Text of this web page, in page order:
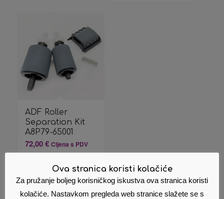
ADF Roller
Separation Kit
A8P79-65001
72,00€ Cijena s PDV
Dodaj u
košaricu
Pokaži
detalje
Ova stranica koristi kolačiće
Za pružanje boljeg korisničkog iskustva ova stranica koristi
kolačiće. Nastavkom pregleda web stranice slažete se s